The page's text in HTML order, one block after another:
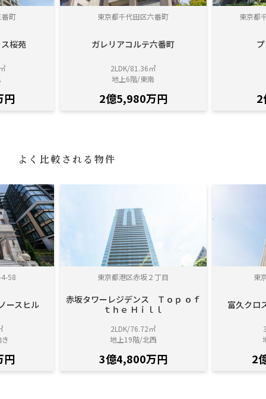
番町
桜苑
円
東京都千代田区六番町
ガレリアコルテ六番町
2LDK/81.36㎡
地上6階/東南
2億5,980万円
東京都
2
よく比較される物件
58
ースヒル
円
東京都港区赤坂２丁目
赤坂タワーレジデンス Ｔｏｐ ｏｆ
ｔｈｅ Ｈｉｌｌ
2LDK/76.72㎡
地上19階/北西
3億4,800万円
東
富久クロ
2